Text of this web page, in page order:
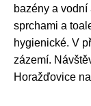
bazény a
sprchami a
hygienické. V
zázemí.
Horažďovice